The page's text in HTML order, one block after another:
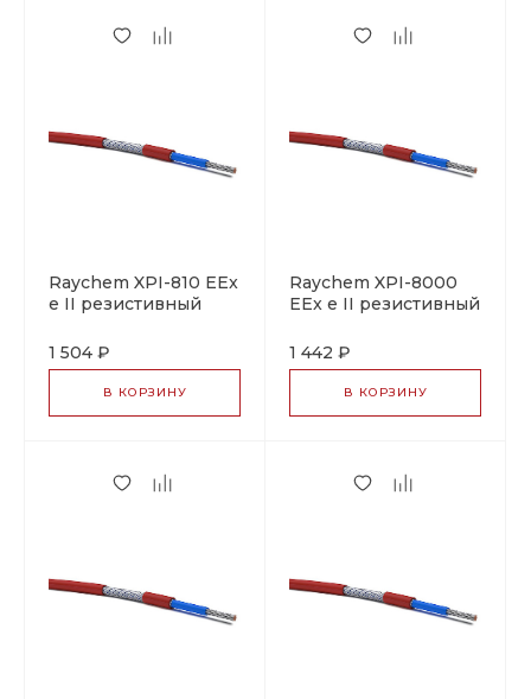
Raychem XPI-810 EEx
e II резистивный
1 504 ₽
В КОРЗИНУ
Raychem XPI-8000
EEx e II резистивный
1 442 ₽
В КОРЗИНУ